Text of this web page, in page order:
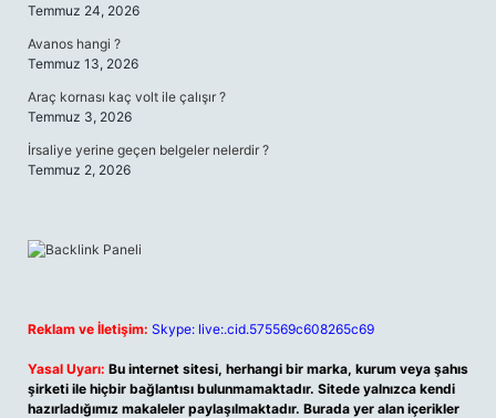
Temmuz 24, 2026
Avanos hangi ?
Temmuz 13, 2026
Araç kornası kaç volt ile çalışır ?
Temmuz 3, 2026
İrsaliye yerine geçen belgeler nelerdir ?
Temmuz 2, 2026
Reklam ve İletişim: Skype: live:.cid.575569c608265c69
Yasal Uyarı: Bu internet sitesi, herhangi bir marka, kurum veya şahıs
şirketi ile hiçbir bağlantısı bulunmamaktadır. Sitede yalnızca kendi
hazırladığımız makaleler paylaşılmaktadır. Burada yer alan içerikler